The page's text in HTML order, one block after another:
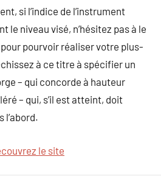
si l’indice de l’instrument
le niveau visé, n’hésitez pas à le
pourvoir réaliser votre plus-
à ce titre à spécifier un
– qui concorde à hauteur
– qui, s’il est atteint, doit
l’abord.
le site